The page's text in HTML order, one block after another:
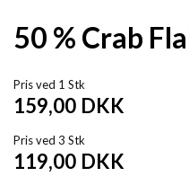
50 % Crab
Pris ved 1 Stk
159,00 DKK
Pris ved 3 Stk
119,00 DKK